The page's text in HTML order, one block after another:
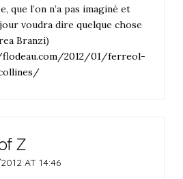
que l’on n’a pas imaginé et
voudra dire quelque chose
Branzi)
2012/01/ferreol-
Z
AT 14:46